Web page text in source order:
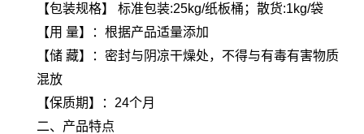
【包装规格】 标准包装:25kg/纸板桶；散货:1kg/袋
【用 量】：根据产品适量添加
【储 藏】：密封与阴凉干燥处，不得与有毒有害物质
混放
【保质期】：24个月
二、产品特点